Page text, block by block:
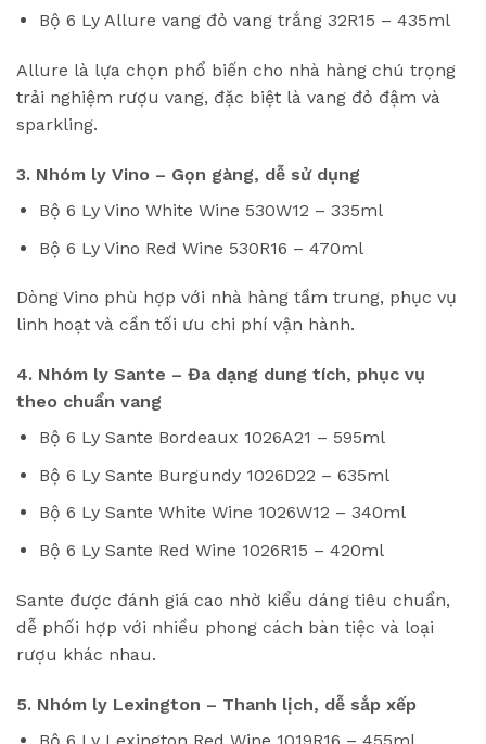
Bộ 6 Ly Allure vang đỏ vang trắng 32R15 – 435ml
Allure là lựa chọn phổ biến cho nhà hàng chú trọng
trải nghiệm rượu vang, đặc biệt là vang đỏ đậm và
sparkling.
3. Nhóm ly Vino – Gọn gàng, dễ sử dụng
Bộ 6 Ly Vino White Wine 530W12 – 335ml
Bộ 6 Ly Vino Red Wine 530R16 – 470ml
Dòng Vino phù hợp với nhà hàng tầm trung, phục vụ
linh hoạt và cần tối ưu chi phí vận hành.
4. Nhóm ly Sante – Đa dạng dung tích, phục vụ
theo chuẩn vang
Bộ 6 Ly Sante Bordeaux 1026A21 – 595ml
Bộ 6 Ly Sante Burgundy 1026D22 – 635ml
Bộ 6 Ly Sante White Wine 1026W12 – 340ml
Bộ 6 Ly Sante Red Wine 1026R15 – 420ml
Sante được đánh giá cao nhờ kiểu dáng tiêu chuẩn,
dễ phối hợp với nhiều phong cách bàn tiệc và loại
rượu khác nhau.
5. Nhóm ly Lexington – Thanh lịch, dễ sắp xếp
Bộ 6 Ly Lexington Red Wine 1019R16 – 455ml